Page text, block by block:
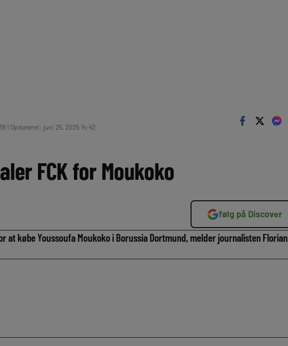
| Opdateret: juni 25, 2025 14:42
FCK for Moukoko
følg på Discover
at købe Youssoufa Moukoko i Borussia Dortmund, melder journalisten Florian